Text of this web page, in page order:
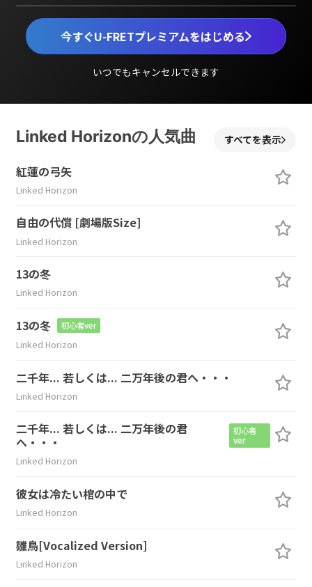
今すぐU-FRETプレミアムをはじめる
いつでもキャンセルできます
Linked Horizonの人気曲 すべてを表示
紅蓮の弓矢
Linked Horizon
自由の代償 [劇場版Size]
Linked Horizon
13の冬
Linked Horizon
13の冬 初心者ver
Linked Horizon
二千年... 若しくは... 二万年後の君へ・・・
Linked Horizon
二千年... 若しくは... 二万年後の君
へ・・・
初心者
ver
Linked Horizon
彼女は冷たい棺の中で
Linked Horizon
雛鳥[Vocalized Version]
Linked Horizon